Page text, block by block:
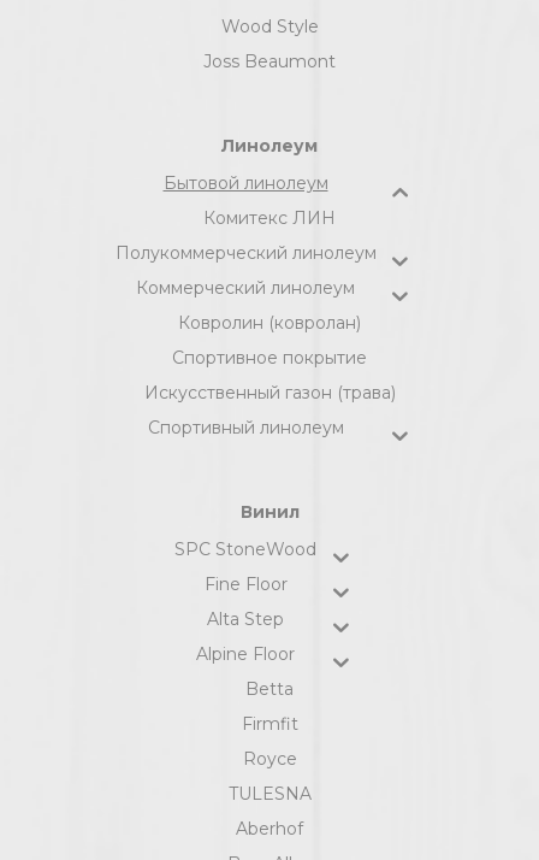
Wood Style
Joss Beaumont
Линолеум
Бытовой линолеум
Комитекс ЛИН
Полукоммерческий линолеум
Коммерческий линолеум
Ковролин (ковролан)
Спортивное покрытие
Искусственный газон (трава)
Спортивный линолеум
Винил
SPC StoneWood
Fine Floor
Alta Step
Alpine Floor
Betta
Firmfit
Royce
TULESNA
Aberhof